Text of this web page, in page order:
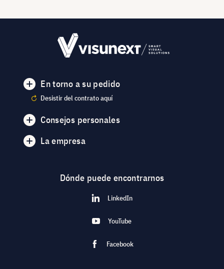
En torno a su pedido
Desistir del contrato aquí
Consejos personales
La empresa
Dónde puede encontrarnos
LinkedIn
YouTube
Facebook